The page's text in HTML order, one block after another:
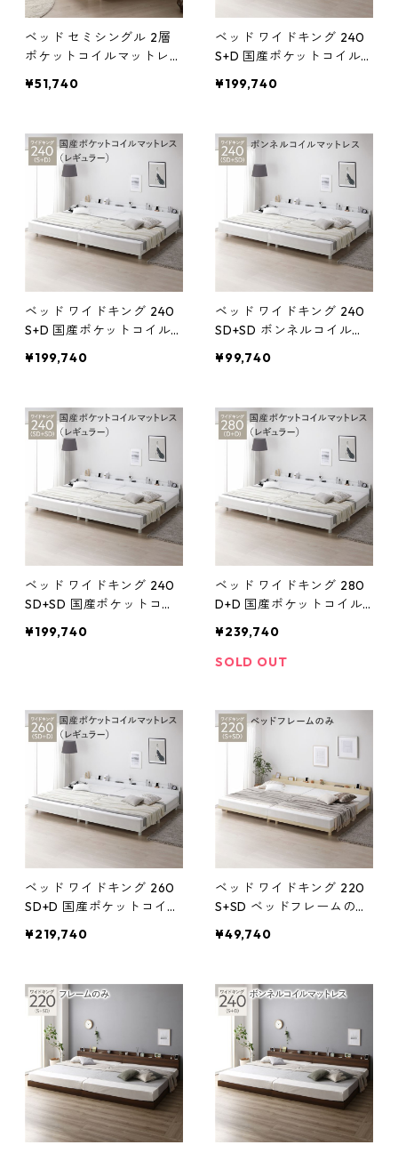
ベッド セミシングル 2層
ポケットコイルマットレス
棚付 コンセント付 高さ調
頑丈 すのこベッド ベッド
フレーム ローベッド フロ
アベッド すのこ ベット 寝
¥51,740
ベッド ワイドキング 240
S+D 国産ポケットコイル
ブラック 連結 宮付 宮棚付
整 ベッド下収納可 通気性
頑丈 すのこベッド 連結ベ
ッド ベッドフレーム ロー
ベッド フロアベッド すの
こ ベット 寝具
¥199,740
ベッド ワイドキング 240
S+D 国産ポケットコイル
ホワイト 連結 宮付 宮棚付
整 ベッド下収納可 通気性
頑丈 すのこベッド 連結ベ
ッド ベッドフレーム ロー
ベッド フロアベッド すの
こ ベット 寝具
¥199,740
ベッド ワイドキング 240
SD+SD ボンネルコイルマ
宮付 宮棚付 棚付 コンセン
納可 通気性 頑丈 すのこベ
ッド 連結ベッド ベッドフ
レーム ローベッド フロア
ベッド すのこ ベット 寝具
ベッドルー
¥99,740
ベッド ワイドキング 240
SD+SD 国産ポケットコイ
ー ホワイト 連結 宮付 宮棚
ベッド ベッドフレーム ロ
ーベッド フロアベッド す
のこ ベット
¥199,740
ベッド ワイドキング 280
D+D 国産ポケットコイル
ホワイト 連結 宮付 宮棚付
棚付 コンセント付 高さ調
ッド ベッドフレーム ロー
ベッド フロアベッド すの
こ ベット 寝具
¥239,740
SOLD OUT
ベッド ワイドキング 260
SD+D 国産ポケットコイル
ホワイト 連結 宮付 宮棚付
整 ベッド下収納可 通気性
頑丈 すのこベッド 連結ベ
ッド ベッドフレーム ロー
ベッド フロアベッド すの
こ ベット 寝
¥219,740
ベッド ワイドキング 220
S+SD ベッドフレームのみ
付 棚付 コンセント付 高さ
性 頑丈 すのこベッド 連結
ベッド ベッドフレーム ロ
ーベッド フロアベッド す
のこ ベット 寝具 ベッドル
ーム
¥49,740